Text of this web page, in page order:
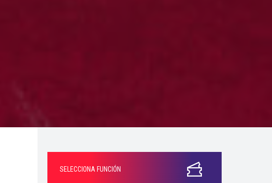
SELECCIONA FUNCIÓN